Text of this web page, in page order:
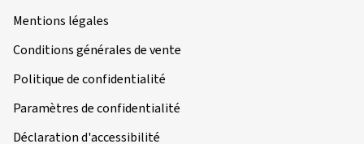
Mentions légales
Conditions générales de vente
Politique de confidentialité
Paramètres de confidentialité
Déclaration d'accessibilité